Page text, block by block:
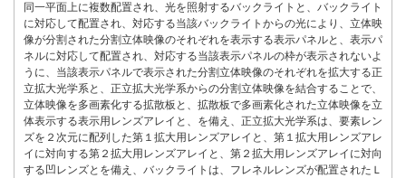
同一平面上に複数配置され、光を照射するバックライトと、バックライト
に対応して配置され、対応する当該バックライトからの光により、立体映
像が分割された分割立体映像のそれぞれを表示する表示パネルと、表示パ
ネルに対応して配置され、対応する当該表示パネルの枠が表示されないよ
うに、当該表示パネルで表示された分割立体映像のそれぞれを拡大する正
立拡大光学系と、正立拡大光学系からの分割立体映像を結合することで、
立体映像を多画素化する拡散板と、拡散板で多画素化された立体映像を立
体表示する表示用レンズアレイと、を備え、正立拡大光学系は、要素レン
ズを２次元に配列した第１拡大用レンズアレイと、第１拡大用レンズアレ
イに対向する第２拡大用レンズアレイと、第２拡大用レンズアレイに対向
する凹レンズとを備え、バックライトは、フレネルレンズが配置されたＬ